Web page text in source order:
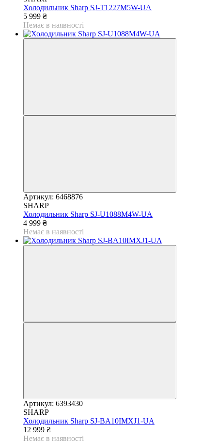
Холодильник Sharp SJ-T1227M5W-UA
5 999 ₴
Немає в наявності
Артикул: 6468876
SHARP
Холодильник Sharp SJ-U1088M4W-UA
4 999 ₴
Немає в наявності
Артикул: 6393430
SHARP
Холодильник Sharp SJ-BA10IMXJ1-UA
12 999 ₴
Немає в наявності